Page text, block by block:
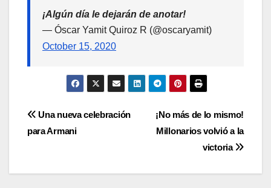
¡Algún día le dejarán de anotar!
— Óscar Yamit Quiroz R (@oscaryamit)
October 15, 2020
¡No más de lo mismo!
Millonarios volvió a la
victoria
Una nueva celebración
para Armani